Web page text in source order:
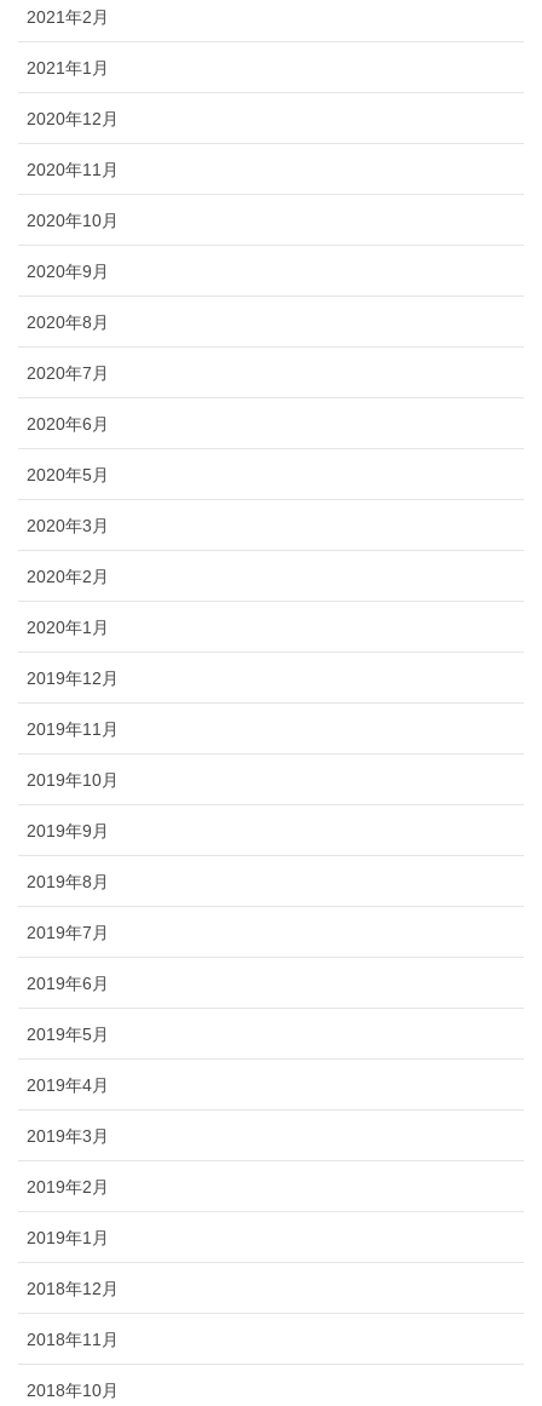
2021年2月
2021年1月
2020年12月
2020年11月
2020年10月
2020年9月
2020年8月
2020年7月
2020年6月
2020年5月
2020年3月
2020年2月
2020年1月
2019年12月
2019年11月
2019年10月
2019年9月
2019年8月
2019年7月
2019年6月
2019年5月
2019年4月
2019年3月
2019年2月
2019年1月
2018年12月
2018年11月
2018年10月